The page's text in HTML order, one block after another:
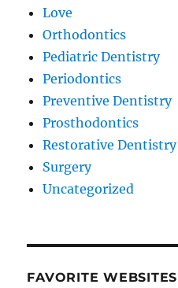
Love
Orthodontics
Pediatric Dentistry
Periodontics
Preventive Dentistry
Prosthodontics
Restorative Dentistry
Surgery
Uncategorized
FAVORITE WEBSITES